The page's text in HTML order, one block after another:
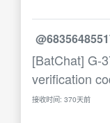
[BatChat] G-
verification
接收时间: 370天前